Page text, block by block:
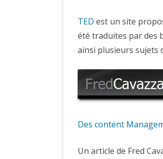
TED est un site
été traduites par des
ainsi plusieurs sujets
Des content
Un article de Fred